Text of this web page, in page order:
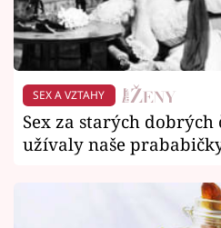
SEX A VZTAHY
Sex za starých dobrých
užívaly naše